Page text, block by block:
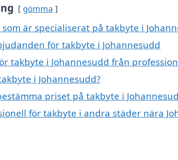
gömma
är specialiserat på takbyte i
för takbyte i Johannesudd
takbyte i Johannesudd från
i Johannesudd?
priset på takbyte i
för takbyte i andra städer nära